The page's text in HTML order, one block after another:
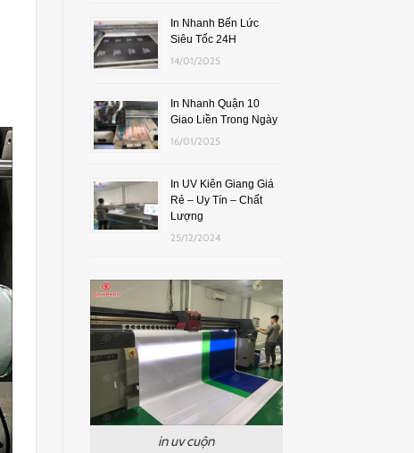
In Nhanh Bến Lức
Siêu Tốc 24H
14/01/2025
In Nhanh Quận 10
Giao Liền Trong Ngày
16/01/2025
In UV Kiên Giang Giá
Rẻ – Uy Tín – Chất
Lượng
25/12/2024
in uv cuộn